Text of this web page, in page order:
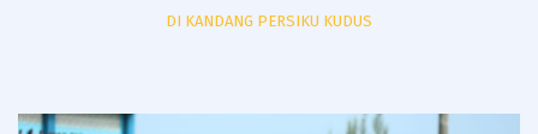
DI KANDANG PERSIKU KUDUS